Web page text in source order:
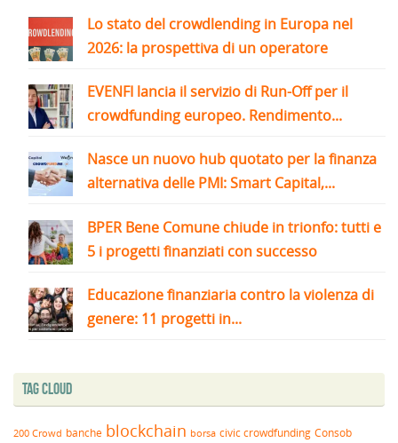
Lo stato del crowdlending in Europa nel
2026: la prospettiva di un operatore
EVENFI lancia il servizio di Run-Off per il
crowdfunding europeo. Rendimento...
Nasce un nuovo hub quotato per la finanza
alternativa delle PMI: Smart Capital,...
BPER Bene Comune chiude in trionfo: tutti e
5 i progetti finanziati con successo
Educazione finanziaria contro la violenza di
genere: 11 progetti in...
Tag Cloud
200 Crowd banche blockchain borsa civic crowdfunding Consob